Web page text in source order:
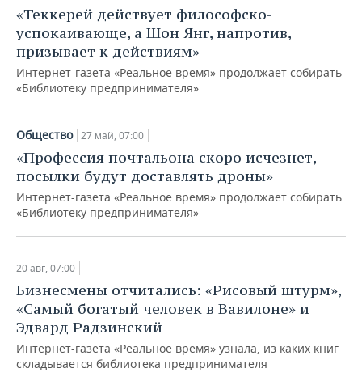
«Теккерей действует философско-
успокаивающе, а Шон Янг, напротив,
призывает к действиям»
Интернет-газета «Реальное время» продолжает собирать
«Библиотеку предпринимателя»
Общество 27 май, 07:00
«Профессия почтальона скоро исчезнет,
посылки будут доставлять дроны»
Интернет-газета «Реальное время» продолжает собирать
«Библиотеку предпринимателя»
20 авг, 07:00
Бизнесмены отчитались: «Рисовый штурм»,
«Самый богатый человек в Вавилоне» и
Эдвард Радзинский
Интернет-газета «Реальное время» узнала, из каких книг
складывается библиотека предпринимателя